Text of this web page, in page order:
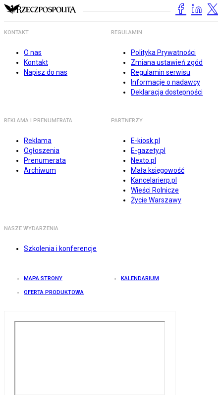
KONTAKT
O nas
Kontakt
Napisz do nas
REGULAMIN
Polityka Prywatności
Zmiana ustawień zgód
Regulamin serwisu
Informacje o nadawcy
Deklaracja dostępności
REKLAMA I PRENUMERATA
Reklama
Ogłoszenia
Prenumerata
Archiwum
PARTNERZY
E-kiosk.pl
E-gazety.pl
Nexto.pl
Mała księgowość
Kancelarierp.pl
Wieści Rolnicze
Życie Warszawy
NASZE WYDARZENIA
Szkolenia i konferencje
MAPA STRONY KALENDARIUM
OFERTA PRODUKTOWA